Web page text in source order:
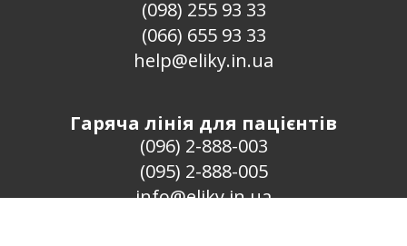
(098) 255 93 33
(066) 655 93 33
help@eliky.in.ua
Гаряча лінія для пацієнтів
(096) 2-888-003
(095) 2-888-005
info@eliky.in.ua